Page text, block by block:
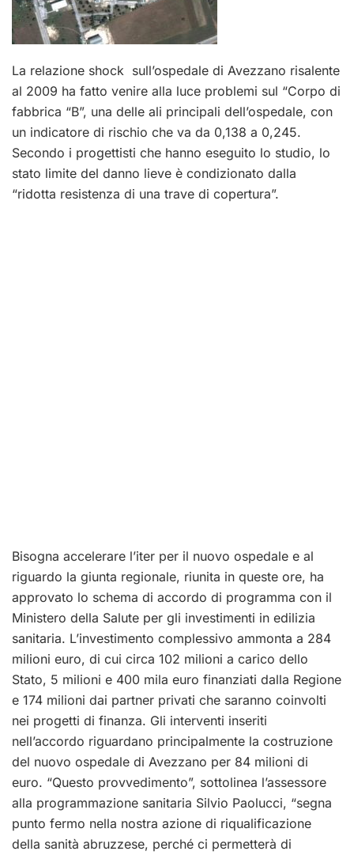
La relazione shock sull’ospedale di Avezzano risalente
al 2009 ha fatto venire alla luce problemi sul “Corpo di
fabbrica “B”, una delle ali principali dell’ospedale, con
un indicatore di rischio che va da 0,138 a 0,245.
Secondo i progettisti che hanno eseguito lo studio, lo
stato limite del danno lieve è condizionato dalla
“ridotta resistenza di una trave di copertura”.
Bisogna accelerare l’iter per il nuovo ospedale e al
riguardo la giunta regionale, riunita in queste ore, ha
approvato lo schema di accordo di programma con il
Ministero della Salute per gli investimenti in edilizia
sanitaria. L’investimento complessivo ammonta a 284
milioni euro, di cui circa 102 milioni a carico dello
Stato, 5 milioni e 400 mila euro finanziati dalla Regione
e 174 milioni dai partner privati che saranno coinvolti
nei progetti di finanza. Gli interventi inseriti
nell’accordo riguardano principalmente la costruzione
del nuovo ospedale di Avezzano per 84 milioni di
euro. “Questo provvedimento”, sottolinea l’assessore
alla programmazione sanitaria Silvio Paolucci, “segna
punto fermo nella nostra azione di riqualificazione
della sanità abruzzese, perché ci permetterà di